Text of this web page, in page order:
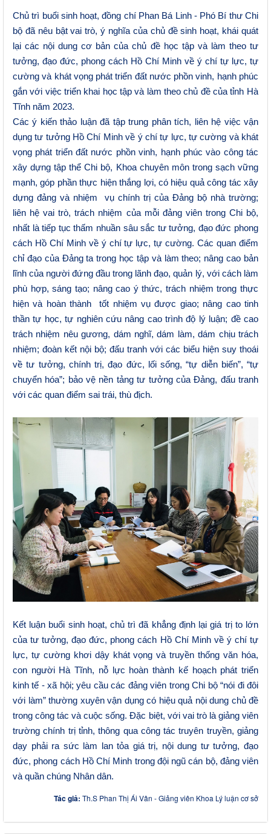
Chủ trì buổi sinh hoạt,đồng chí Phan Bá Linh - Phó Bí thư Chi
bộ đã nêu bật vai trò, ý nghĩa của chủ đề sinh hoạt, khái quát
lại các nội dung cơ bản của chủ đề học tập và làm theo tư
tưởng, đạo đức, phong cách Hồ Chí Minh về ý chí tự lực, tự
cường và khát vọng phát triển đất nước phồn vinh, hạnh phúc
gắn với việc triển khai học tập và làm theo chủ đề của tỉnh Hà
Tĩnh năm 2023.
Các ý kiến thảo luậnđã tậptrung phân tích, liên hệ việc vận
dụngtư tưởng Hồ Chí Minh về ý chí tự lực, tự cường và khát
vọng phát triển đất nước phồn vinh, hạnh phúc vào công tác
xây dựng tập thể Chi bộ, Khoa chuyên môn trong sạch vững
mạnh, góp phần thực hiện thắng lợi, có hiệu quả công tác xây
dựng đảng và nhiệm vụ chính trị của Đảng bộ nhà trường;
liên hệ vai trò, trách nhiệm của mỗi đảng viên trong Chi bộ,
nhất là tiếp tục thấm nhuần sâu sắc tư tưởng, đạo đức phong
cách Hồ Chí Minh về ý chí tự lực, tự cường. Các quan điểm
chỉ đạo của Đảng ta trong học tập và làm theo; nâng cao bản
lĩnh của người đứng đầu trong lãnh đạo, quản lý, với cách làm
phù hợp, sáng tạo; nâng cao ý thức, trách nhiệm trong thực
hiện và hoàn thànhtốt nhiệm vụ được giao; nâng cao tinh
thần tự học, tự nghiên cứu nâng cao trình độ lý luận; đề cao
trách nhiệm nêu gương, dám nghĩ, dám làm, dám chịu trách
nhiệm; đoàn kết nội bộ; đấu tranh với các biểu hiện suy thoái
về tư tưởng, chính trị, đạo đức, lối sống, “tự diễn biến”, “tự
chuyển hóa”; bảo vệ nền tảng tư tưởng của Đảng, đấu tranh
với các quan điểm sai trái, thù địch.
Kết luận buổi sinh hoạt, chủ trì đã khẳng định lại giá trị to lớn
của tư tưởng, đạo đức, phong cách Hồ Chí Minh về ý chí tự
lực, tự cường khơi dậy khát vọng và truyền thống văn hóa,
con người Hà Tĩnh, nỗlực hoàn thành kế hoạch phát triển
kinh tế - xã hội; yêu cầu các đảng viên trong Chi bộ “nói đi đôi
với làm” thường xuyên vận dụng có hiệu quả nội dung chủ đề
trong công tác và cuộc sống. Đặc biệt, với vai trò là giảng viên
trường chính trị tỉnh, thông qua công tác truyên truyền, giảng
dạy phải ra sức làm lan tỏa giá trị, nội dung tư tưởng, đạo
đức, phong cách Hồ Chí Minh trong đội ngũ cán bộ, đảng viên
và quần chúng Nhân dân.
Tác giả: Th.S Phan Thị Ái Vân - Giảng viên Khoa Lý luận cơ sở